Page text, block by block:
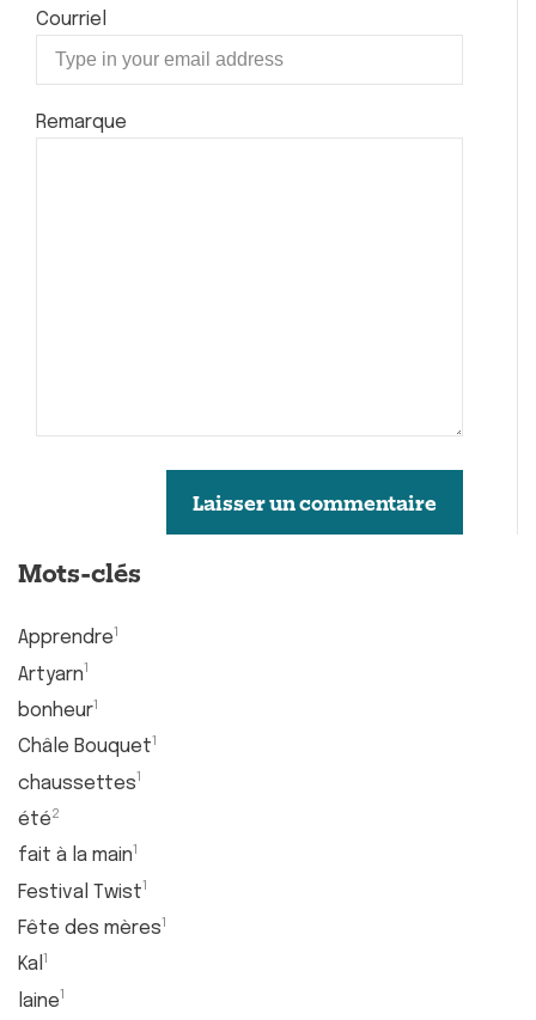
Courriel
Remarque
Laisser un commentaire
Mots-clés
Apprendre1
Artyarn1
bonheur1
Châle Bouquet1
chaussettes1
été2
fait à la main1
Festival Twist1
Fête des mères1
Kal 1
laine1